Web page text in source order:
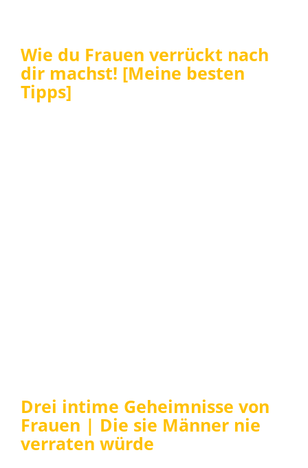
Wie du Frauen verrückt nach
dir machst! [Meine besten
Tipps]
Drei intime Geheimnisse von
Frauen | Die sie Männer nie
verraten würde